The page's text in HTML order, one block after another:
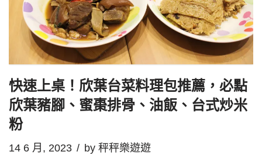
快速上桌！欣葉台菜料理包推薦，必點
欣葉豬腳、蜜棗排骨、油飯、台式炒米
粉
14 6 月, 2023 by 秤秤樂遊遊